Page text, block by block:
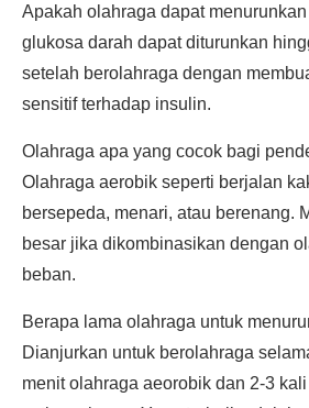
Apakah olahraga dapat
glukosa darah dapat diturunkan
setelah berolahraga dengan
sensitif terhadap insulin.
Olahraga apa yang cocok bagi
Olahraga aerobik seperti berjalan
bersepeda, menari, atau berenang.
besar jika dikombinasikan dengan
beban.
Berapa lama olahraga untuk
Dianjurkan untuk berolahraga
menit olahraga aeorobik dan 2-3